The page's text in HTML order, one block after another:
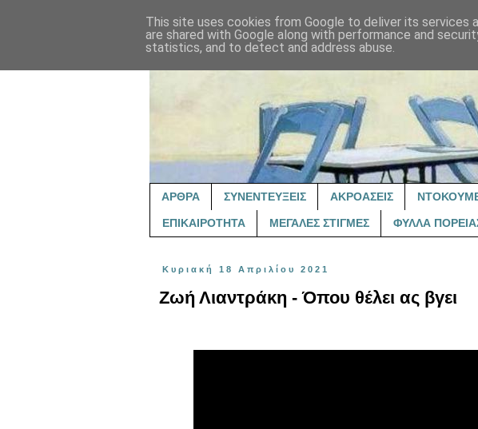
ΑΡΘΡΑ ΣΥΝΕΝΤΕΥΞΕΙΣ ΑΚΡΟΑΣΕΙΣ
ΕΠΙΚΑΙΡΟΤΗΤΑ ΜΕΓΑΛΕΣ ΣΤΙΓΜΕΣ ΦΥΛΛΑ
Κυριακή 18 Απριλίου 2021
Ζωή Λιαντράκη - Όπου θέλει ας βγει
This site uses cookies from Google to deliver its services
are shared with Google along with performance and
statistics, and to detect and address abuse.